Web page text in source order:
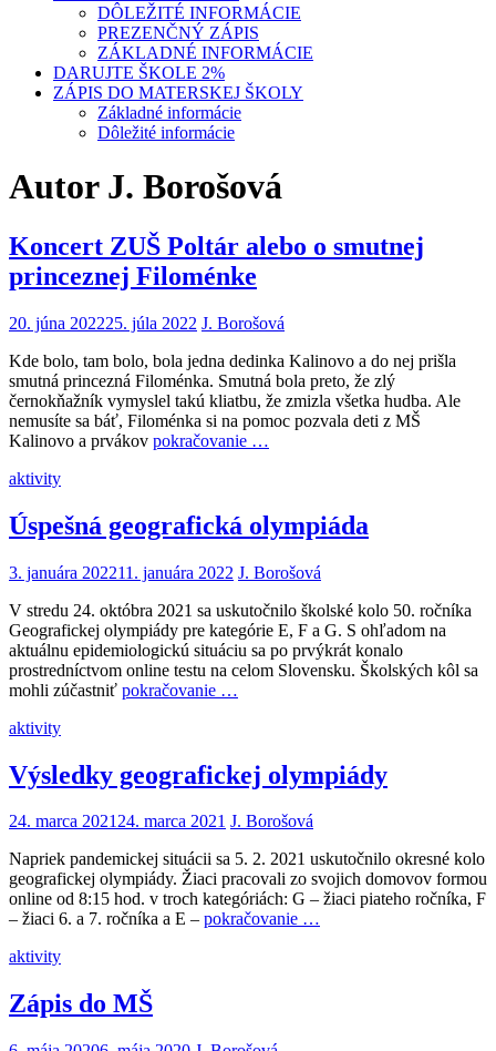
DÔLEŽITÉ INFORMÁCIE
PREZENČNÝ ZÁPIS
ZÁKLADNÉ INFORMÁCIE
DARUJTE ŠKOLE 2%
ZÁPIS DO MATERSKEJ ŠKOLY
Základné informácie
Dôležité informácie
Autor J. Borošová
Koncert ZUŠ Poltár alebo o smutnej
princeznej Filoménke
20. júna 202225. júla 2022 J. Borošová
Kde bolo, tam bolo, bola jedna dedinka Kalinovo a do nej prišla
smutná princezná Filoménka. Smutná bola preto, že zlý
černokňažník vymyslel takú kliatbu, že zmizla všetka hudba. Ale
nemusíte sa báť, Filoménka si na pomoc pozvala deti z MŠ
Kalinovo a prvákov pokračovanie …
aktivity
Úspešná geografická olympiáda
3. januára 202211. januára 2022 J. Borošová
V stredu 24. októbra 2021 sa uskutočnilo školské kolo 50. ročníka
Geografickej olympiády pre kategórie E, F a G. S ohľadom na
aktuálnu epidemiologickú situáciu sa po prvýkrát konalo
prostredníctvom online testu na celom Slovensku. Školských kôl sa
mohli zúčastniť pokračovanie …
aktivity
Výsledky geografickej olympiády
24. marca 202124. marca 2021 J. Borošová
Napriek pandemickej situácii sa 5. 2. 2021 uskutočnilo okresné kolo
geografickej olympiády. Žiaci pracovali zo svojich domovov formou
online od 8:15 hod. v troch kategóriách: G – žiaci piateho ročníka, F
– žiaci 6. a 7. ročníka a E – pokračovanie …
aktivity
Zápis do MŠ